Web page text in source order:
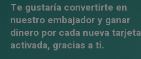
Te gustaría convertirte en
nuestro embajador y ganar
dinero por cada nueva tarjeta
activada, gracias a ti.